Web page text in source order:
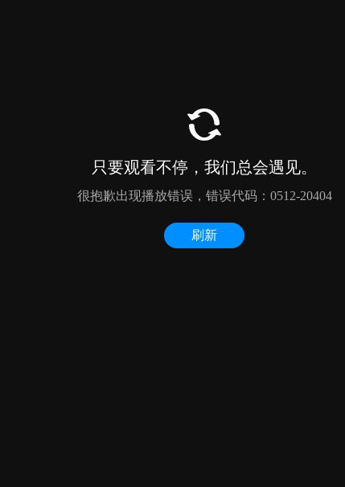
只要观看不停，我们总会遇见。
很抱歉出现播放错误，错误代码：0512-20404
刷新